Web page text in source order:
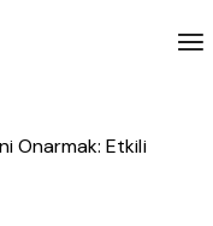
Onarmak: Etkili